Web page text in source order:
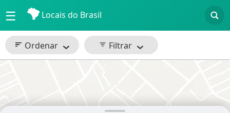
☰ Locais do Brasil
Ordenar Filtrar